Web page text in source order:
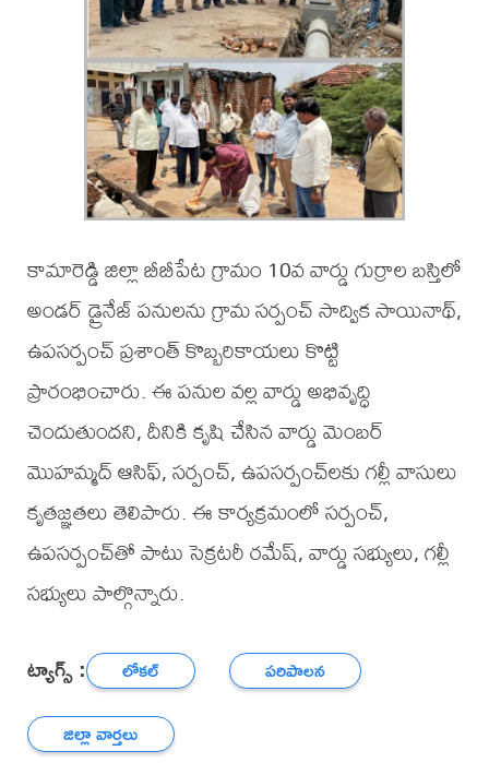
కామారెడ్డి జిల్లా బీబీపేట గ్రామం 10వ వార్డు గుర్రాల బస్తిలో
అండర్ డ్రైనేజ్ పనులను గ్రామ సర్పంచ్ సాద్విక సాయినాథ్,
ఉపసర్పంచ్ ప్రశాంత్ కొబ్బరికాయలు కొట్టి
ప్రారంభించారు. ఈ పనుల వల్ల వార్డు అభివృద్ధి
చెందుతుందని, దీనికి కృషి చేసిన వార్డు మెంబర్
మొహమ్మద్ ఆసిఫ్, సర్పంచ్, ఉపసర్పంచ్‌లకు గల్లీ వాసులు
కృతజ్ఞతలు తెలిపారు. ఈ కార్యక్రమంలో సర్పంచ్,
ఉపసర్పంచ్‌తో పాటు సెక్రటరీ రమేష్, వార్డు సభ్యులు, గల్లీ
సభ్యులు పాల్గొన్నారు.
ట్యాగ్స్ : లోకల్
పరిపాలన
జిల్లా వార్తలు